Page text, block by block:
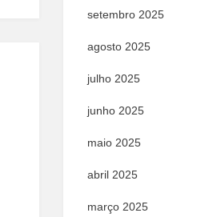
setembro 2025
agosto 2025
julho 2025
junho 2025
maio 2025
abril 2025
março 2025